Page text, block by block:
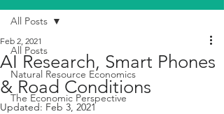
All Posts
Natural Resource Economics
The Economic Perspective
All Posts
AI Research, Smart Phones
& Road Conditions
Feb 2, 2021
Updated: Feb 3, 2021